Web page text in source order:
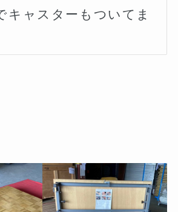
キャスターもついてま